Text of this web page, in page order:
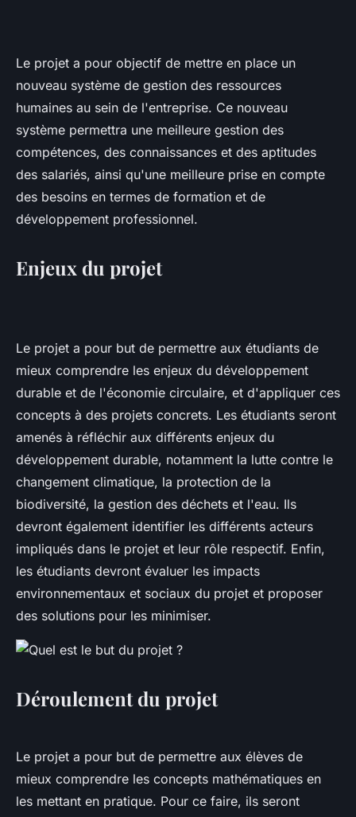
Le projet a pour objectif de mettre en place un
nouveau système de gestion des ressources
humaines au sein de l'entreprise. Ce nouveau
système permettra une meilleure gestion des
compétences, des connaissances et des aptitudes
des salariés, ainsi qu'une meilleure prise en compte
des besoins en termes de formation et de
développement professionnel.
Enjeux du projet
Le projet a pour but de permettre aux étudiants de
mieux comprendre les enjeux du développement
durable et de l'économie circulaire, et d'appliquer ces
concepts à des projets concrets. Les étudiants seront
amenés à réfléchir aux différents enjeux du
développement durable, notamment la lutte contre le
changement climatique, la protection de la
biodiversité, la gestion des déchets et l'eau. Ils
devront également identifier les différents acteurs
impliqués dans le projet et leur rôle respectif. Enfin,
les étudiants devront évaluer les impacts
environnementaux et sociaux du projet et proposer
des solutions pour les minimiser.
Déroulement du projet
Le projet a pour but de permettre aux élèves de
mieux comprendre les concepts mathématiques en
les mettant en pratique. Pour ce faire, ils seront